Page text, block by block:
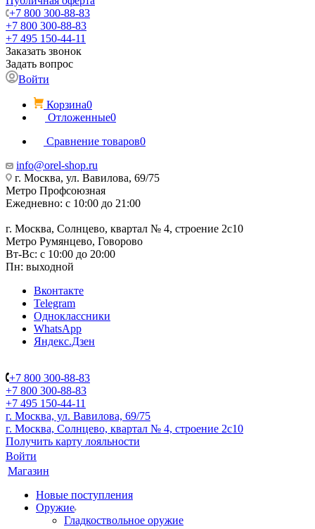
+7 800 300-88-83
+7 800 300-88-83
+7 495 150-44-11
Заказать звонок
Задать вопрос
Войти
Корзина0
Отложенные0
Сравнение товаров0
info@orel-shop.ru
г. Москва, ул. Вавилова, 69/75
Метро Профсоюзная
Ежедневно: с 10:00 до 21:00
г. Москва, Солнцево, квартал № 4, строение 2с10
Метро Румянцево, Говорово
Вт-Вс: с 10:00 до 20:00
Пн: выходной
Вконтакте
Telegram
Одноклассники
WhatsApp
Яндекс.Дзен
+7 800 300-88-83
+7 800 300-88-83
+7 495 150-44-11
г. Москва, ул. Вавилова, 69/75
г. Москва, Солнцево, квартал № 4, строение 2с10
Получить карту лояльности
Войти
Магазин
Новые поступления
Оружие
Гладкоствольное оружие